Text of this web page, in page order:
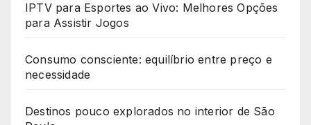
IPTV para Esportes ao Vivo: Melhores Opções
para Assistir Jogos
Consumo consciente: equilíbrio entre preço e
necessidade
Destinos pouco explorados no interior de São